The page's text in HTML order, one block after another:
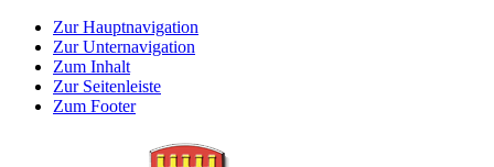
Zur Hauptnavigation
Zur Unternavigation
Zum Inhalt
Zur Seitenleiste
Zum Footer